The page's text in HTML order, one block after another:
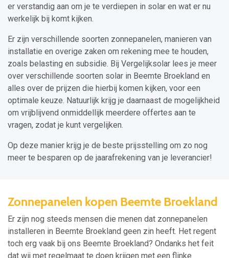
er verstandig aan om je te verdiepen in solar en wat er nu
werkelijk bij komt kijken.
Er zijn verschillende soorten zonnepanelen, manieren van
installatie en overige zaken om rekening mee te houden,
zoals belasting en subsidie. Bij Vergelijksolar lees je meer
over verschillende soorten solar in Beemte Broekland en
alles over de prijzen die hierbij komen kijken, voor een
optimale keuze. Natuurlijk krijg je daarnaast de mogelijkheid
om vrijblijvend onmiddellijk meerdere offertes aan te
vragen, zodat je kunt vergelijken.
Op deze manier krijg je de beste prijsstelling om zo nog
meer te besparen op de jaarafrekening van je leverancier!
Zonnepanelen kopen Beemte Broekland
Er zijn nog steeds mensen die menen dat zonnepanelen
installeren in Beemte Broekland geen zin heeft. Het regent
toch erg vaak bij ons Beemte Broekland? Ondanks het feit
dat wij met regelmaat te doen krijgen met een flinke